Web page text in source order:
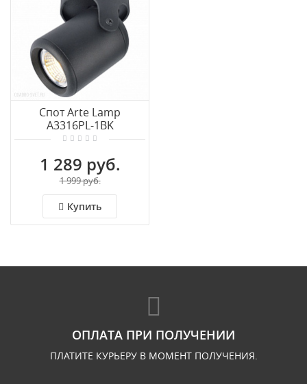
Спот Arte Lamp
A3316PL-1BK
1 289 руб.
1 999 руб.
Купить
ОПЛАТА ПРИ ПОЛУЧЕНИИ
ПЛАТИТЕ КУРЬЕРУ В МОМЕНТ ПОЛУЧЕНИЯ.